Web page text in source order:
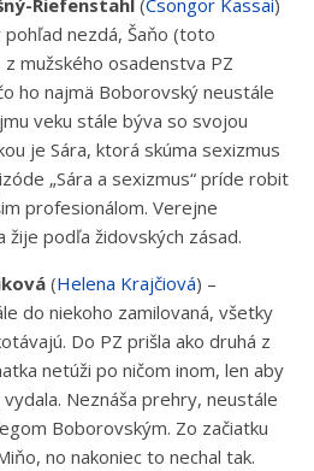
nezdá, Šaňo (toto
mužského osadenstva PZ
ho najmä Boborovský neustále
veku stále býva so svojou
je Sára, ktorá skúma sexizmus
„Sára a sexizmus“ príde robit
profesionálom. Verejne
podľa židovských zásad.
(Helena Krajčiová) –
do niekoho zamilovaná, všetky
Do PZ prišla ako druhá z
netúži po ničom inom, len aby
Neznáša prehry, neustále
Boborovským. Zo začiatku
no nakoniec to nechal tak.